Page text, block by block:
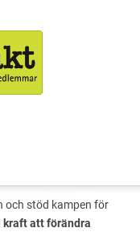
och stöd kampen för
kraft att förändra